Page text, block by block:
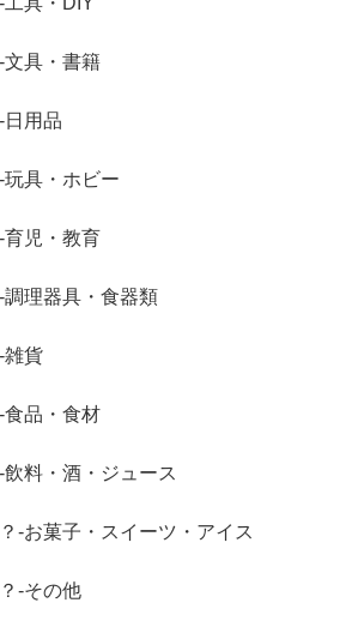
文具・書籍
日用品
具・ホビー
育児・教育
調理器具・食器類
雑貨
食品・食材
料・酒・ジュース
-お菓子・スイーツ・アイス
-その他